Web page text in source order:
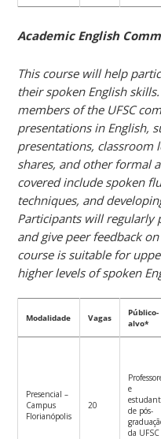
Academic English
This course will help
their spoken English
members of the UFSC
presentations in English,
presentations, classroom
shares, and other formal
covered include spoken
techniques, and
Participants will regularly
and give peer feedback
course is suitable for
higher levels of spoken
Modalidade Vagas
Público-
alvo*
Presencial –
Campus
Florianópolis
20
e
de pós-
da UFSC